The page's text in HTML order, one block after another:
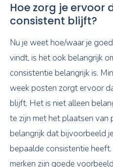
Hoe zorg je ervoor
consistent blijft?
Nu je weet hoe/waar je
vindt, is het ook belangrijk
consistentie belangrijk is.
week posten zorgt ervoor
blijft. Het is niet alleen
te zijn met het plaatsen van
belangrijk dat bijvoorbeeld
bepaalde consistentie
merken zijn goede